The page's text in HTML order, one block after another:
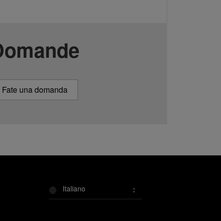
Fate una domanda
Italiano